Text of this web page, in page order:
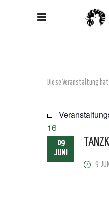
Diese Veranstaltung
16
09
JUNI
9.